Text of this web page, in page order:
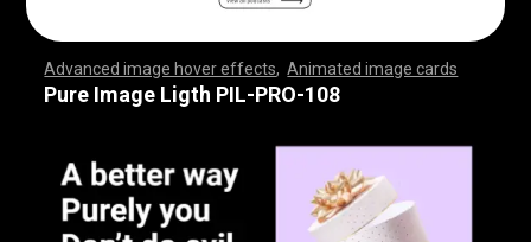
Advanced image hover effects ,Animated image cards
,,,,,,,,,,,,,,,,,,,,,,,,,,,,,,,,, ,,,,,,,,,,,,,,,,,,,,,,,,,
,,,,,,,,,,,,,,,,,,,,,,,,,,,,,,,,, ,,,,,,,,,,,,,,,,,,,,,,,,,
,,,,,,,,,,,,,,,,,,,,,,,,,,,,,,,,, ,,,,,,,,,,,,,,,,,,,,,,,
Pure Image Ligth PIL-PRO-108